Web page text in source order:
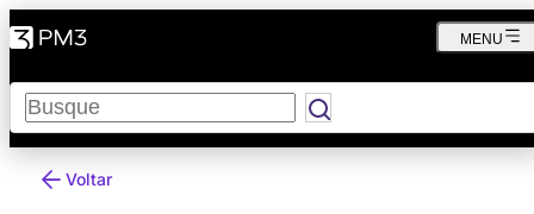
Pesquisar
MENU
Voltar